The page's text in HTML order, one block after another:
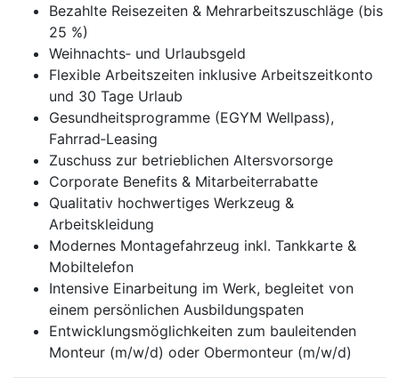
Bezahlte Reisezeiten & Mehrarbeitszuschläge (bis
25 %)
Weihnachts‑ und Urlaubsgeld
Flexible Arbeitszeiten inklusive Arbeitszeitkonto
und 30 Tage Urlaub
Gesundheitsprogramme (EGYM Wellpass),
Fahrrad‑Leasing
Zuschuss zur betrieblichen Altersvorsorge
Corporate Benefits & Mitarbeiterrabatte
Qualitativ hochwertiges Werkzeug &
Arbeitskleidung
Modernes Montagefahrzeug inkl. Tankkarte &
Mobiltelefon
Intensive Einarbeitung im Werk, begleitet von
einem persönlichen Ausbildungspaten
Entwicklungsmöglichkeiten zum bauleitenden
Monteur (m/w/d) oder Obermonteur (m/w/d)